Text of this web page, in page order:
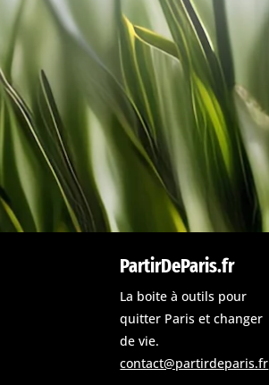
PartirDeParis.fr
La boite à outils pour
quitter Paris et changer
de vie.
contact@partirdeparis.fr